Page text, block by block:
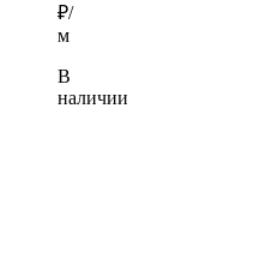
₽/
м
В
наличии